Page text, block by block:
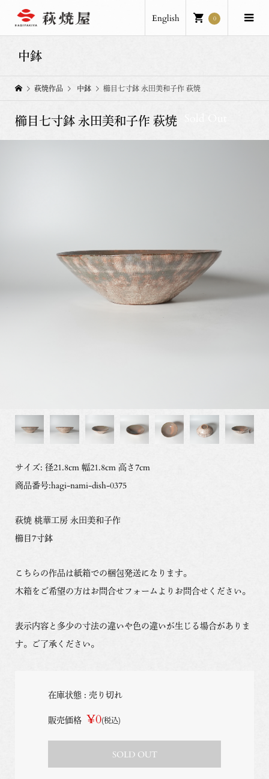
English 0
中鉢
萩焼作品 中鉢 櫛目七寸鉢 永田美和子作 萩焼
櫛目七寸鉢 永田美和子作 萩焼
サイズ: 径21.8cm 幅21.8cm 高さ7cm
商品番号:hagi-nami-dish-0375
萩焼 桃華工房 永田美和子作
櫛目7寸鉢
こちらの作品は紙箱での梱包発送になります。
木箱をご希望の方はお問合せフォームよりお問合せください。
表示内容と多少の寸法の違いや色の違いが生じる場合がありま
す。ご了承ください。
在庫状態 : 売り切れ
販売価格 ¥0(税込)
SOLD OUT